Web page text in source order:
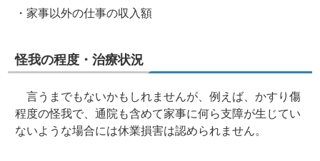
・家事以外の仕事の収入額
怪我の程度・治療状況
言うまでもないかもしれませんが、例えば、かすり傷
程度の怪我で、通院も含めて家事に何ら支障が生じてい
ないような場合には休業損害は認められません。